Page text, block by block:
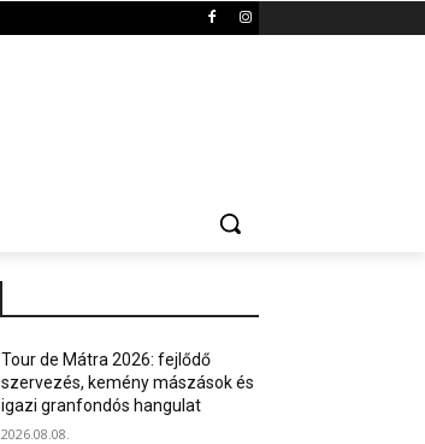
Tour de Mátra 2026: fejlődő
szervezés, kemény mászások és
igazi granfondós hangulat
2026.08.08.